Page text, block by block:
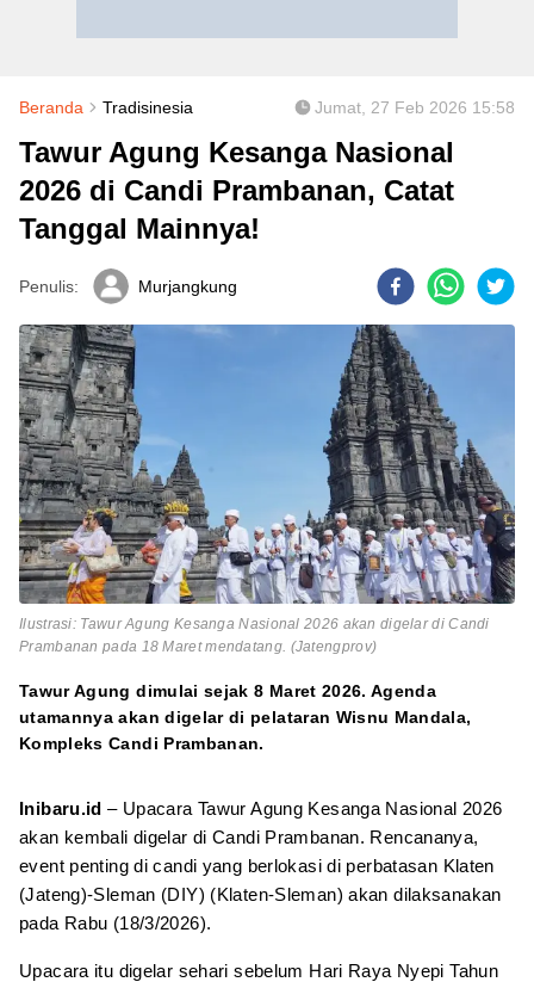
Beranda Tradisinesia Jumat, 27 Feb 2026 15:58
Tawur Agung Kesanga Nasional
2026 di Candi Prambanan, Catat
Tanggal Mainnya!
Penulis: Murjangkung
Ilustrasi: Tawur Agung Kesanga Nasional 2026 akan digelar di Candi
Prambanan pada 18 Maret mendatang. (Jatengprov)
Tawur Agung dimulai sejak 8 Maret 2026. Agenda
utamannya akan digelar di pelataran Wisnu Mandala,
Kompleks Candi Prambanan.
Inibaru.id– Upacara Tawur Agung Kesanga Nasional 2026
akan kembali digelar di Candi Prambanan. Rencananya,
event penting di candi yang berlokasi di perbatasan Klaten
(Jateng)-Sleman (DIY) (Klaten-Sleman) akan dilaksanakan
pada Rabu (18/3/2026).
Upacara itu digelar sehari sebelum Hari Raya Nyepi Tahun